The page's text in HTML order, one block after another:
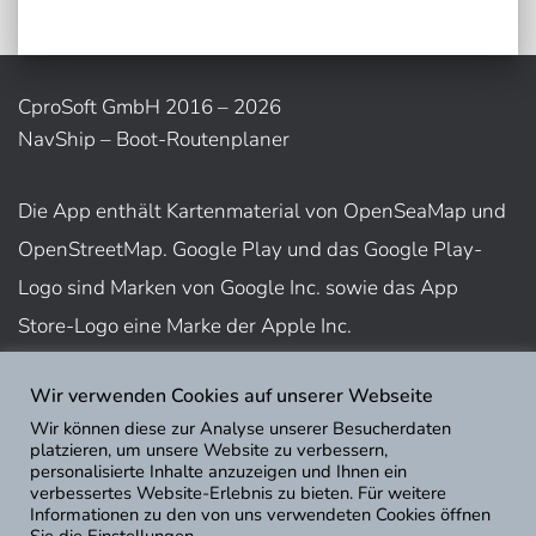
CproSoft GmbH 2016 – 2026
NavShip – Boot-Routenplaner
Die App enthält Kartenmaterial von OpenSeaMap und
OpenStreetMap. Google Play und das Google Play-
Logo sind Marken von Google Inc. sowie das App
Store-Logo eine Marke der Apple Inc.
Nutzungsbedingungen
Impressum
Datenschutz
Wir verwenden Cookies auf unserer Webseite
Wir können diese zur Analyse unserer Besucherdaten
platzieren, um unsere Website zu verbessern,
personalisierte Inhalte anzuzeigen und Ihnen ein
verbessertes Website-Erlebnis zu bieten. Für weitere
Informationen zu den von uns verwendeten Cookies öffnen